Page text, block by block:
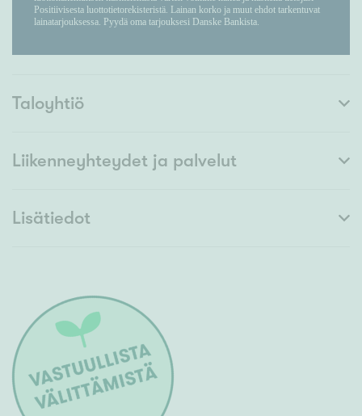
Taloyhtiö
Liikenneyhteydet ja palvelut
Lisätiedot